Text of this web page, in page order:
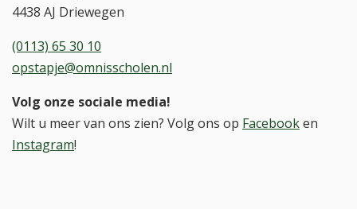
4438 AJ Driewegen
(0113) 65 30 10
opstapje@omnisscholen.nl
Volg onze sociale media!
Wilt u meer van ons zien? Volg ons op Facebooken
Instagram!